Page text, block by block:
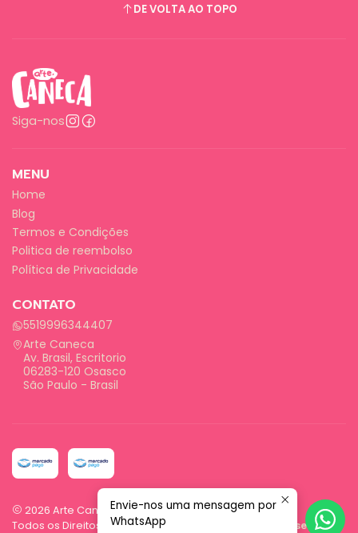
DE VOLTA AO TOPO
Siga-nos
MENU
Home
Blog
Termos e Condições
Politica de reembolso
Política de Privacidade
CONTATO
5519996344407
Arte Caneca
Av. Brasil, Escritorio
06283-120 Osasco
São Paulo - Brasil
2026 Arte Caneca.
Todos os Direitos Reservados.
Com tecnologia Jumpseller.
Envie-nos uma mensagem por
WhatsApp